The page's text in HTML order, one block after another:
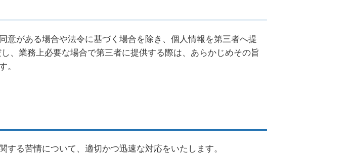
意がある場合や法令に基づく場合を除き、個人情報を第三者へ提
、業務上必要な場合で第三者に提供する際は、あらかじめその旨
。
する苦情について、適切かつ迅速な対応をいたします。